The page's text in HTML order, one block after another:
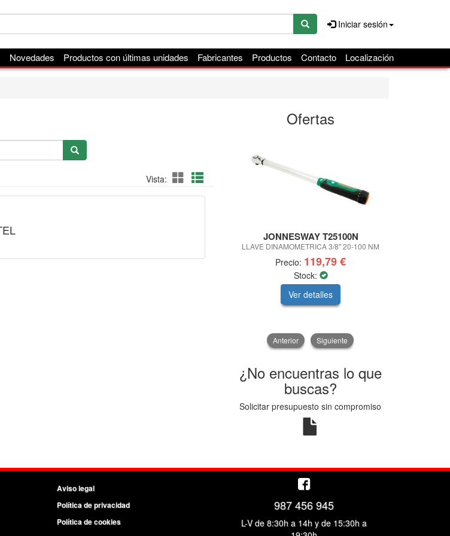
Iniciar sesión
Novedades Productos con últimas unidades Fabricantes Productos Contacto Localización
Vista:
Ofertas
JONNESWAY T25100N
LLAVE DINAMOMETRICA 3/8" 20-100 NM
Precio: 119,79 €
Stock:
Ver detalles
Anterior Siguiente
¿No encuentras lo que
buscas?
Solicitar presupuesto sin compromiso
Aviso legal
Política de privacidad
Política de cookies
987 456 945
L-V de 8:30h a 14h y de 15:30h a